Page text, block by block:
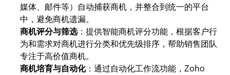
媒体、邮件等）自动捕获商机，并整合到统一的平台
中，避免商机遗漏。
商机评分与筛选：提供智能商机评分功能，根据客户行
为和需求对商机进行分类和优先级排序，帮助销售团队
专注于高价值商机。
商机培育与自动化：通过自动化工作流功能，Zoho